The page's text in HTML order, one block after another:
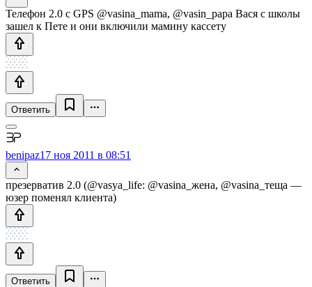
Телефон 2.0 с GPS @vasina_mama, @vasin_papa Вася с школы
зашел к Пете и они включили мамину кассету
Ответить
benipaz17 ноя 2011 в 08:51
презерватив 2.0 (@vasya_life: @vasina_жена, @vasina_теща —
юзер поменял клиента)
Ответить